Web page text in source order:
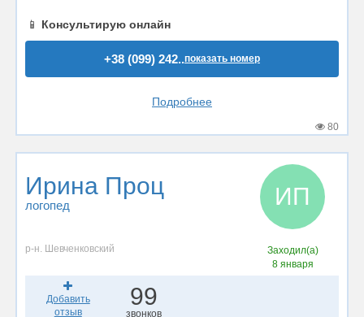
📱 Консультирую онлайн
+38 (099) 242..показать номер
Подробнее
80
Ирина Проц
логопед ИП
р-н. Шевченковский
Заходил(а)
8 января
Добавить
отзыв
99
звонков